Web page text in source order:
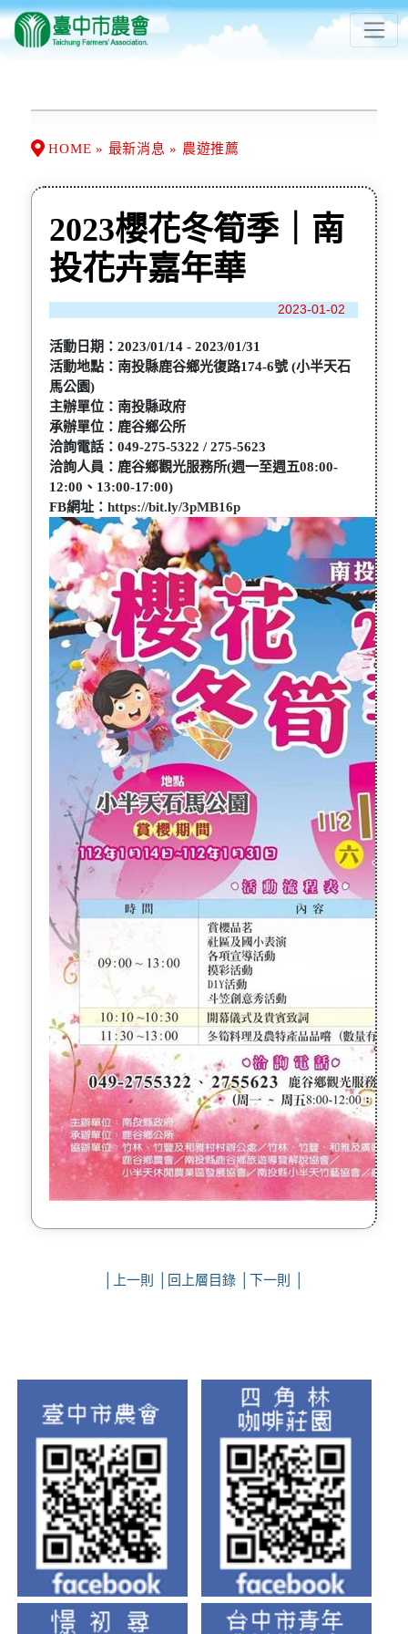
HOME » 最新消息 » 農遊推薦
2023櫻花冬筍季｜南
投花卉嘉年華
2023-01-02
活動日期：2023/01/14 - 2023/01/31
活動地點：南投縣鹿谷鄉光復路174-6號 (小半天石
馬公園)
主辦單位：南投縣政府
承辦單位：鹿谷鄉公所
洽詢電話：049-275-5322 / 275-5623
洽詢人員：鹿谷鄉觀光服務所(週一至週五08:00-
12:00、13:00-17:00)
FB網址：https://bit.ly/3pMB16p
上一則 回上層目錄 下一則